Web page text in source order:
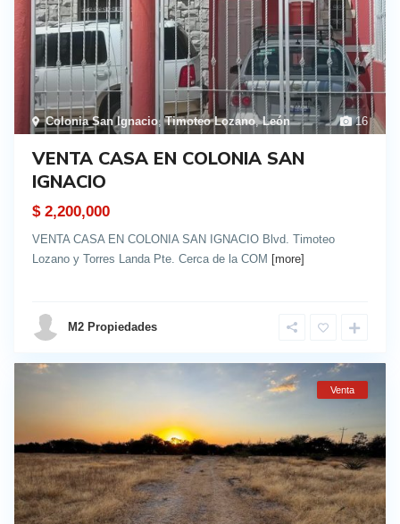
16
Colonia San Ignacio,Timoteo Lozano,León
VENTA CASA EN COLONIA SAN
IGNACIO
$ 2,200,000
VENTA CASA EN COLONIA SAN IGNACIO Blvd. Timoteo
Lozano y Torres Landa Pte. Cerca de la COM [more]
M2 Propiedades
Venta